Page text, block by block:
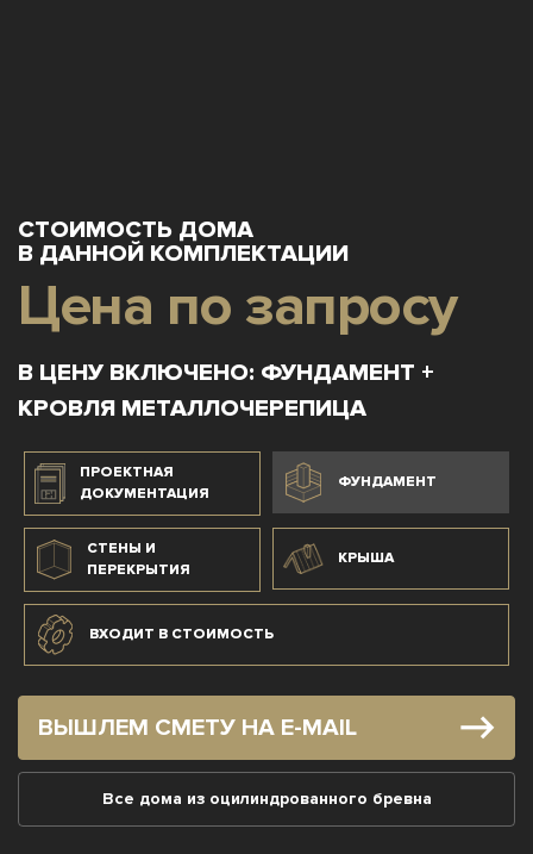
СТОИМОСТЬ ДОМА
В ДАННОЙ КОМПЛЕКТАЦИИ
Цена по запросу
В ЦЕНУ ВКЛЮЧЕНО: ФУНДАМЕНТ +
КРОВЛЯ МЕТАЛЛОЧЕРЕПИЦА
ПРОЕКТНАЯ
ДОКУМЕНТАЦИЯ
ФУНДАМЕНТ
СТЕНЫ И
ПЕРЕКРЫТИЯ
КРЫША
ВХОДИТ В СТОИМОСТЬ
ВЫШЛЕМ СМЕТУ НА E-MAIL
Все дома из оцилиндрованного бревна